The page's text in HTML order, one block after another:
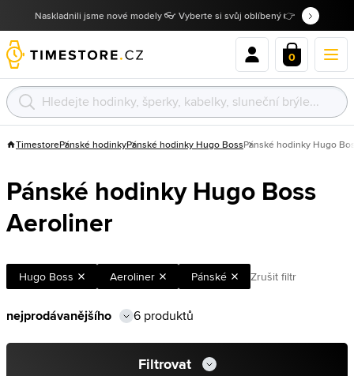
Naskladnili jsme nové modely 👓 Vyberte si svůj oblíbený 👉
0
TimestorePánské hodinkyPánské hodinky Hugo BossPánské hodinky Hugo
Pánské hodinky Hugo Boss
Aeroliner
Hugo Boss Aeroliner Pánské Zrušit filtr
6 produktů
Filtrovat